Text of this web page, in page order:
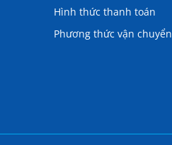
Hình thức thanh toán
Phương thức vận chuyển